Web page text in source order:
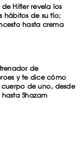
de Hitler revela los
hábitos de su tío;
hasta crema
de
y te dice cómo
cuerpo de uno, desde
Shazam